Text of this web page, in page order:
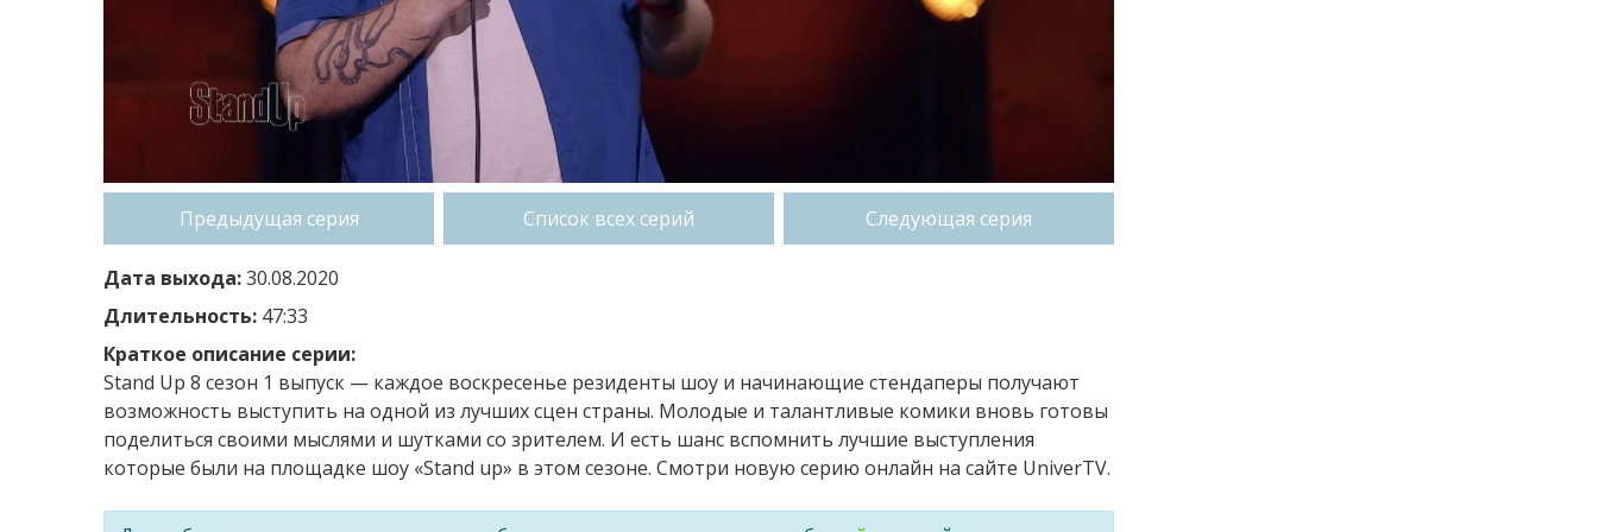
Предыдущая серия Список всех серий Следующая серия
Дата выхода:30.08.2020
Длительность: 47:33
Краткое описание серии:
Stand Up 8 сезон 1 выпуск — каждое воскресенье резиденты шоу и начинающие стендаперы получают
возможность выступить на одной из лучших сцен страны. Молодые и талантливые комики вновь готовы
поделиться своими мыслями и шутками со зрителем. И есть шанс вспомнить лучшие выступления
которые были на площадке шоу «Stand up» в этом сезоне. Смотри новую серию онлайн на сайте UniverTV.